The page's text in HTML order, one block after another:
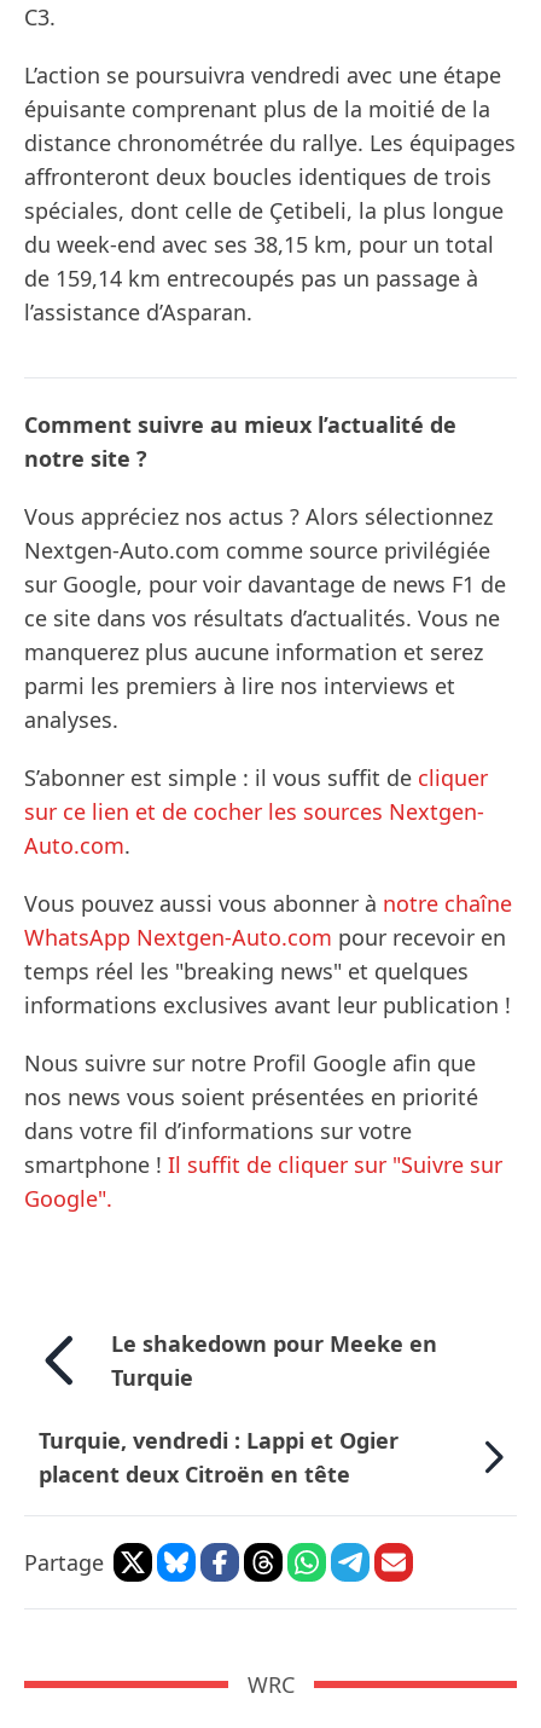
C3.
L’action se poursuivra vendredi avec une étape
épuisante comprenant plus de la moitié de la
distance chronométrée du rallye. Les équipages
affronteront deux boucles identiques de trois
spéciales, dont celle de Çetibeli, la plus longue
du week-end avec ses 38,15 km, pour un total
de 159,14 km entrecoupés pas un passage à
l’assistance d’Asparan.
Comment suivre au mieux l’actualité de
notre site ?
Vous appréciez nos actus ? Alors sélectionnez
Nextgen-Auto.com comme source privilégiée
sur Google, pour voir davantage de news F1 de
ce site dans vos résultats d’actualités. Vous ne
manquerez plus aucune information et serez
parmi les premiers à lire nos interviews et
analyses.
S’abonner est simple : il vous suffit de cliquer
sur ce lien et de cocher les sources Nextgen-
Auto.com.
Vous pouvez aussi vous abonner à notre chaîne
WhatsApp Nextgen-Auto.com pour recevoir en
temps réel les "breaking news" et quelques
informations exclusives avant leur publication !
Nous suivre sur notre Profil Google afin que
nos news vous soient présentées en priorité
dans votre fil d’informations sur votre
smartphone ! Il suffit de cliquer sur "Suivre sur
Google".
Le shakedown pour Meeke en
Turquie
Turquie, vendredi : Lappi et Ogier
placent deux Citroën en tête
Partage
WRC